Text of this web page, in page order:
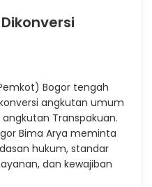
Bogor tengah
angkutan umum
Transpakuan.
Bima Arya meminta
hukum, standar
dan kewajiban